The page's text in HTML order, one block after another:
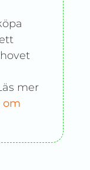
mer
om